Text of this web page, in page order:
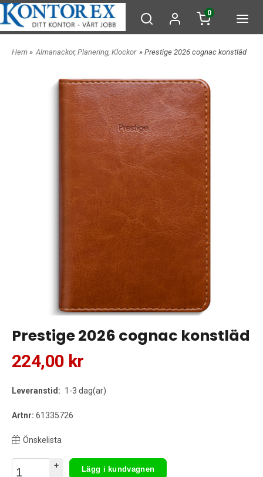
0
Hem » Almanackor, Planering, Klockor » Prestige 2026 cognac konstläd
Prestige 2026 cognac konstläd
224,00 kr
Leveranstid: 1-3 dag(ar)
Artnr: 61335726
Önskelista
+
Lägg i kundvagnen